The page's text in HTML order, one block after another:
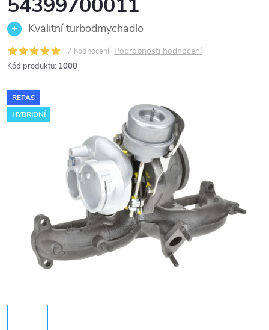
Kvalitní turbodmychadlo
7 hodnocení Podrobnosti hodnocení
Kód produktu: 1000
REPAS
HYBRIDNÍ